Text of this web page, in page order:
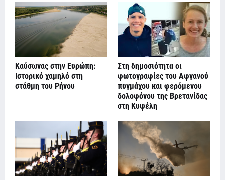
Καύσωνας στην Ευρώπη:
Ιστορικό χαμηλό στη
στάθμη του Ρήνου
Στη δημοσιότητα οι
φωτογραφίες του Αφγανού
πυγμάχου και φερόμενου
δολοφόνου της Βρετανίδας
στη Κυψέλη